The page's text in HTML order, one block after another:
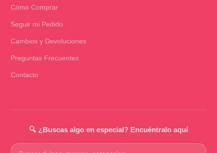
Cómo Comprar
Seguir mi Pedido
Cambios y Devoluciones
Preguntas Frecuentes
Contacto
🔍 ¿Buscas algo en especial? Encuéntralo aquí
Buscar